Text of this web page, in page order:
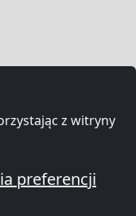
z witryny
preferencji